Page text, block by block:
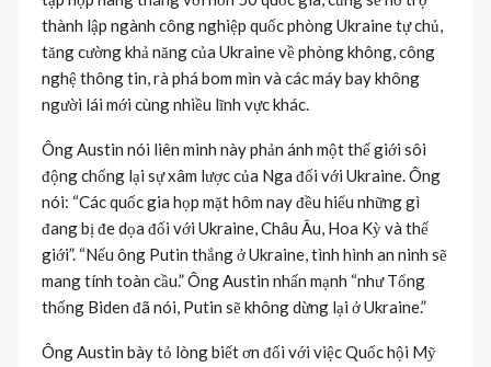
thành lập ngành công nghiệp quốc phòng Ukraine tự chủ,
tăng cường khả năng của Ukraine về phòng không, công
nghệ thông tin, rà phá bom mìn và các máy bay không
người lái mới cùng nhiều lĩnh vực khác.
Ông Austin nói liên minh này phản ánh một thế giới sôi
động chống lại sự xâm lược của Nga đối với Ukraine. Ông
nói: “Các quốc gia họp mặt hôm nay đều hiểu những gì
đang bị đe dọa đối với Ukraine, Châu Âu, Hoa Kỳ và thế
giới”. “Nếu ông Putin thắng ở Ukraine, tình hình an ninh sẽ
mang tính toàn cầu.” Ông Austin nhấn mạnh “như Tổng
thống Biden đã nói, Putin sẽ không dừng lại ở Ukraine.”
Ông Austin bày tỏ lòng biết ơn đối với việc Quốc hội Mỹ